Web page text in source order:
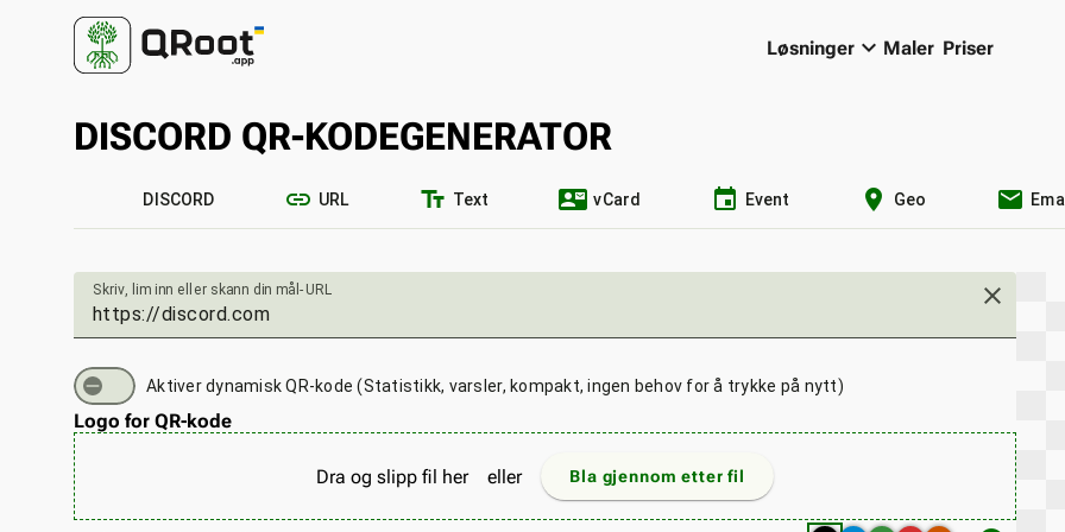
Løsningerkeyboard_arrow_down Maler Priser
DISCORD QR-KODEGENERATOR
DISCORD link URL text_fields Text contact_mail vCard event Event location_on Geo email
Skriv, lim inn eller skann din mål-URL close
Aktiver dynamisk QR-kode (Statistikk, varsler, kompakt, ingen behov for å trykke på nytt)
Logo for QR-kode
Dra og slipp fil her eller Bla gjennom etter fil